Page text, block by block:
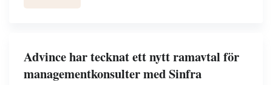
Advince har tecknat ett nytt ramavtal för
managementkonsulter med Sinfra